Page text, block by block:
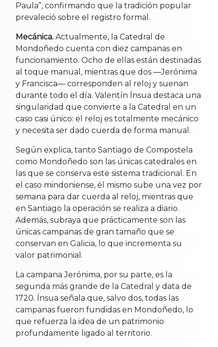
Paula”, confirmando que la tradición popular
prevaleció sobre el registro formal.
Mecánica. Actualmente, la Catedral de
Mondoñedo cuenta con diez campanas en
funcionamiento. Ocho de ellas están destinadas
al toque manual, mientras que dos —Jerónima
y Francisca— corresponden al reloj y suenan
durante todo el día. Valentín Ínsua destaca una
singularidad que convierte a la Catedral en un
caso casi único: el reloj es totalmente mecánico
y necesita ser dado cuerda de forma manual.
Según explica, tanto Santiago de Compostela
como Mondoñedo son las únicas catedrales en
las que se conserva este sistema tradicional. En
el caso mindoniense, él mismo sube una vez por
semana para dar cuerda al reloj, mientras que
en Santiago la operación se realiza a diario.
Además, subraya que prácticamente son las
únicas campanas de gran tamaño que se
conservan en Galicia, lo que incrementa su
valor patrimonial.
La campana Jerónima, por su parte, es la
segunda más grande de la Catedral y data de
1720. Ínsua señala que, salvo dos, todas las
campanas fueron fundidas en Mondoñedo, lo
que refuerza la idea de un patrimonio
profundamente ligado al territorio.